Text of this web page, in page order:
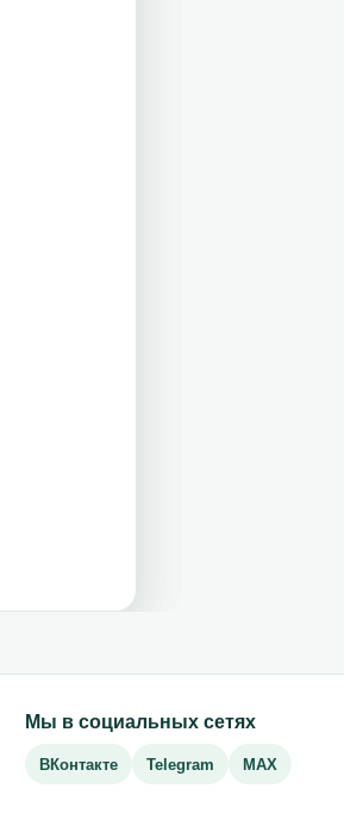
Мы в социальных сетях
ВКонтакте Telegram MAX